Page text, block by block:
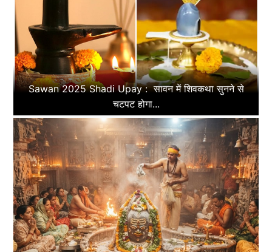
Sawan 2025 Shadi Upay : सावन में शिवकथा सुनने से
चटपट होगा...